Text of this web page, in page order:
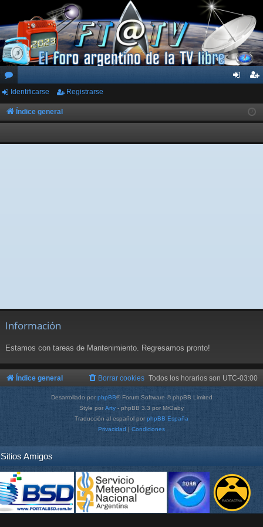
or
os
ar
ist
rs
Identificarse Registrarse
Índice general
Información
Estamos con tareas de Mantenimiento. Regresamos pronto!
Índice general Todos los horarios son UTC-03:00
Borrar cookies
Desarrollado por phpBB® Forum Software © phpBB Limited
Style por Arty - phpBB 3.3 por MrGaby
Traducción al español por phpBB España
Privacidad | Condiciones
Sitios Amigos